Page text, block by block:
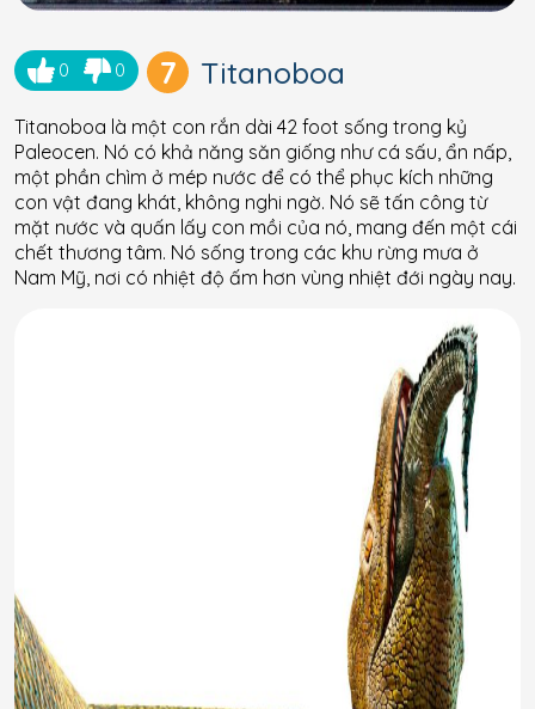
0 0 7 Titanoboa
Titanoboa là một con rắn dài 42 foot sống trong kỷ
Paleocen. Nó có khả năng săn giống như cá sấu, ẩn nấp,
một phần chìm ở mép nước để có thể phục kích những
con vật đang khát, không nghi ngờ. Nó sẽ tấn công từ
mặt nước và quấn lấy con mồi của nó, mang đến một cái
chết thương tâm. Nó sống trong các khu rừng mưa ở
Nam Mỹ, nơi có nhiệt độ ấm hơn vùng nhiệt đới ngày nay.